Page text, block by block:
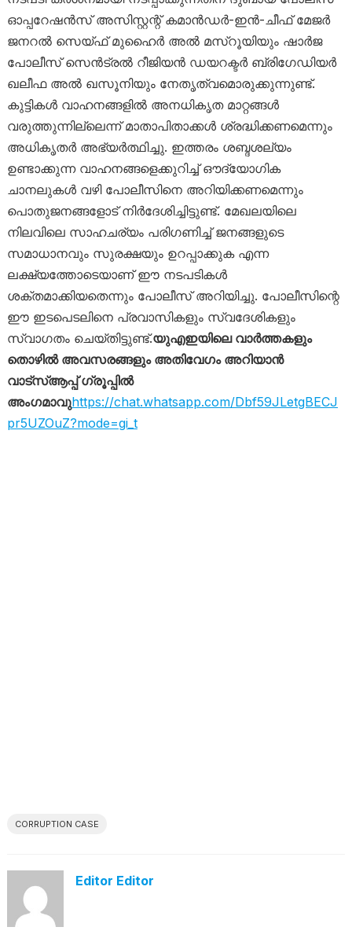
ഓപ്പറേഷൻസ് അസിസ്റ്റന്റ് കമാൻഡർ-ഇൻ-ചീഫ് മേജർ
ജനറൽ സെയ്ഫ് മുഹൈർ അൽ മസ്‌റൂയിയും ഷാർജ
പോലീസ് സെൻട്രൽ റീജിയൻ ഡയറക്ടർ ബ്രിഗേഡിയർ
ഖലീഫ അൽ ഖസൂനിയും നേതൃത്വമൊരുക്കുന്നുണ്ട്.
കുട്ടികൾ വാഹനങ്ങളിൽ അനധികൃത മാറ്റങ്ങൾ
വരുത്തുന്നില്ലെന്ന് മാതാപിതാക്കൾ ശ്രദ്ധിക്കണമെന്നും
അധികൃതർ അഭ്യർത്ഥിച്ചു. ഇത്തരം ശബ്ദശല്യം
ഉണ്ടാക്കുന്ന വാഹനങ്ങളെക്കുറിച്ച് ഔദ്യോഗിക
ചാനലുകൾ വഴി പോലീസിനെ അറിയിക്കണമെന്നും
പൊതുജനങ്ങളോട് നിർദേശിച്ചിട്ടുണ്ട്. മേഖലയിലെ
നിലവിലെ സാഹചര്യം പരിഗണിച്ച് ജനങ്ങളുടെ
സമാധാനവും സുരക്ഷയും ഉറപ്പാക്കുക എന്ന
ലക്ഷ്യത്തോടെയാണ് ഈ നടപടികൾ
ശക്തമാക്കിയതെന്നും പോലീസ് അറിയിച്ചു. പോലീസിന്റെ
ഈ ഇടപെടലിനെ പ്രവാസികളും സ്വദേശികളും
സ്വാഗതം ചെയ്തിട്ടുണ്ട്.യുഎഇയിലെ വാർത്തകളും
തൊഴിൽ അവസരങ്ങളും അതിവേഗം അറിയാൻ
വാട്സ്ആപ്പ് ഗ്രൂപ്പിൽ
അംഗമാവുhttps://chat.whatsapp.com/Dbf59JLetgBECJ
pr5UZOuZ?mode=gi_t
CORRUPTION CASE
Editor Editor